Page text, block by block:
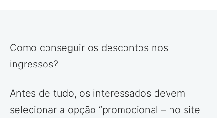
Como conseguir os descontos nos
ingressos?
Antes de tudo, os interessados devem
selecionar a opção “promocional – no site